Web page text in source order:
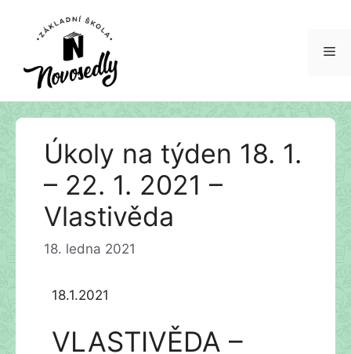
Přeskočit
Úkoly na týden 18. 1.
– 22. 1. 2021 –
Vlastivěda
18. ledna 2021
18.1.2021
VLASTIVĚDA –